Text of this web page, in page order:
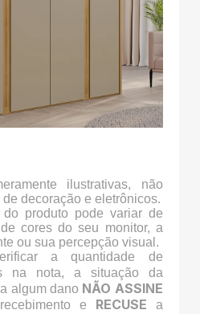
ilustrativas, não
decoração e eletrônicos.
produto pode variar de
cores do seu monitor, a
ou sua percepção visual.
a quantidade de
na nota, a situação da
algum dano NÃO ASSINE
e RECUSE a